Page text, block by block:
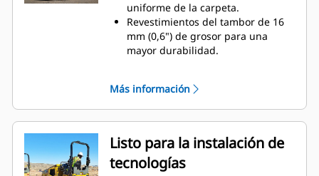
uniforme de la carpeta.
Revestimientos del tambor de 16
mm (0,6") de grosor para una
mayor durabilidad.
maximizar el esfuerzo de
compactación.
Motor C1.7T con 36 kW (48,2 hp)
(bruto).
Más información
Listo para la instalación de
tecnologías